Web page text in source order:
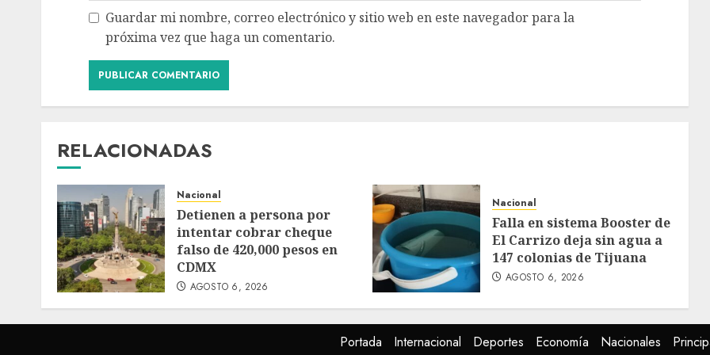
Guardar mi nombre, correo electrónico y sitio web en este navegador para la
próxima vez que haga un comentario.
RELACIONADAS
Nacional
Detienen a persona por
intentar cobrar cheque
falso de 420,000 pesos en
CDMX
AGOSTO 6, 2026
Nacional
Falla en sistema Booster de
El Carrizo deja sin agua a
147 colonias de Tijuana
AGOSTO 6, 2026
Portada Internacional Deportes Economía Nacionales